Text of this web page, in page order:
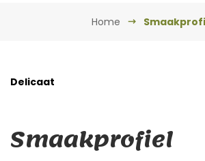
Home
Delicaat
Smaakprofiel